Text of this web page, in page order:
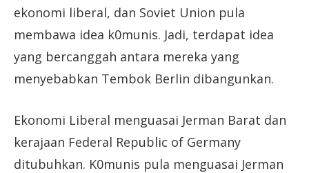
ekonomi liberal, dan Soviet Union pula
membawa idea k0munis. Jadi, terdapat idea
yang bercanggah antara mereka yang
menyebabkan Tembok Berlin dibangunkan.
Ekonomi Liberal menguasai Jerman Barat dan
kerajaan Federal Republic of Germany
ditubuhkan. K0munis pula menguasai Jerman